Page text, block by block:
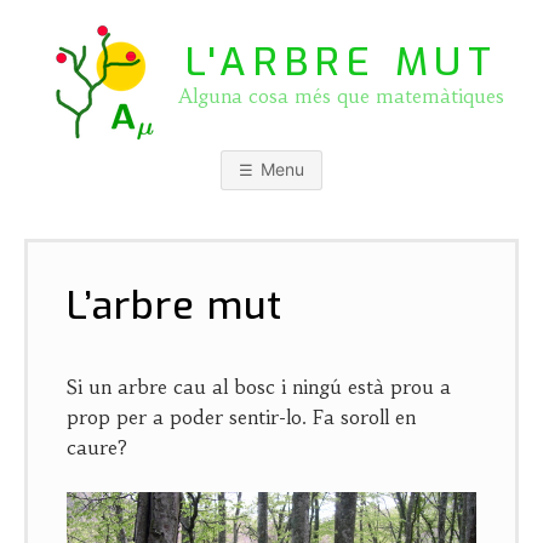
L'ARBRE MUT
Alguna cosa més que matemàtiques
Menu
L’arbre mut
o
t
e
o
n
y
O
S
P
A
Si un arbre cau al bosc i ningú està prou a
prop per a poder sentir-lo. Fa soroll en
caure?